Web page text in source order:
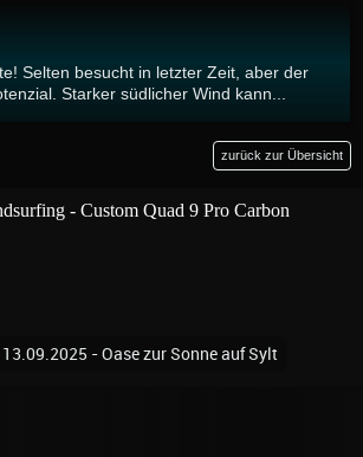
Selten besucht in letzter Zeit, aber der
Starker südlicher Wind kann...
zurück zur Übersicht
13.09.2025 - Oase zur Sonne auf Sylt